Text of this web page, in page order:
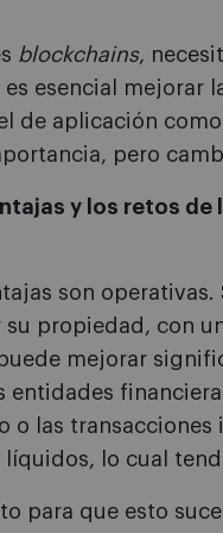
blockchains,
es esencial mejorar
de aplicación
pero
y los retos
son
propiedad, con
mejorar
entidades
o las
lo cual
para que esto